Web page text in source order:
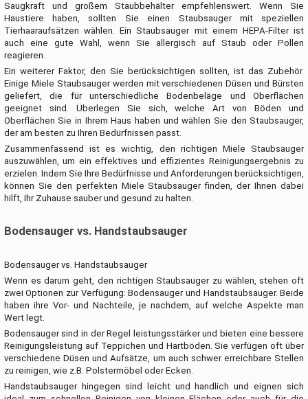
Saugkraft und großem Staubbehälter empfehlenswert. Wenn Sie
Haustiere haben, sollten Sie einen Staubsauger mit speziellen
Tierhaaraufsätzen wählen. Ein Staubsauger mit einem HEPA-Filter ist
auch eine gute Wahl, wenn Sie allergisch auf Staub oder Pollen
reagieren.
Ein weiterer Faktor, den Sie berücksichtigen sollten, ist das Zubehör.
Einige Miele Staubsauger werden mit verschiedenen Düsen und Bürsten
geliefert, die für unterschiedliche Bodenbeläge und Oberflächen
geeignet sind. Überlegen Sie sich, welche Art von Böden und
Oberflächen Sie in Ihrem Haus haben und wählen Sie den Staubsauger,
der am besten zu Ihren Bedürfnissen passt.
Zusammenfassend ist es wichtig, den richtigen Miele Staubsauger
auszuwählen, um ein effektives und effizientes Reinigungsergebnis zu
erzielen. Indem Sie Ihre Bedürfnisse und Anforderungen berücksichtigen,
können Sie den perfekten Miele Staubsauger finden, der Ihnen dabei
hilft, Ihr Zuhause sauber und gesund zu halten.
Bodensauger vs. Handstaubsauger
Bodensauger vs. Handstaubsauger
Wenn es darum geht, den richtigen Staubsauger zu wählen, stehen oft
zwei Optionen zur Verfügung: Bodensauger und Handstaubsauger. Beide
haben ihre Vor- und Nachteile, je nachdem, auf welche Aspekte man
Wert legt.
Bodensauger sind in der Regel leistungsstärker und bieten eine bessere
Reinigungsleistung auf Teppichen und Hartböden. Sie verfügen oft über
verschiedene Düsen und Aufsätze, um auch schwer erreichbare Stellen
zu reinigen, wie z.B. Polstermöbel oder Ecken.
Handstaubsauger hingegen sind leicht und handlich und eignen sich